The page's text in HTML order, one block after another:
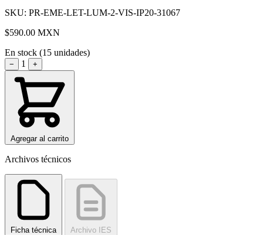
SKU: PR-EME-LET-LUM-2-VIS-IP20-31067
$590.00 MXN
En stock (15 unidades)
− 1 +
Agregar al carrito
Archivos técnicos
Ficha técnica Archivo IES